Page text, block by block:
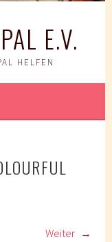
E.V.
HELFEN
Weiter